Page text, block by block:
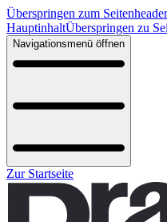
Überspringen zum Seitenheader
HauptinhaltÜberspringen zu
Navigationsmenü öffnen
Zur Startseite